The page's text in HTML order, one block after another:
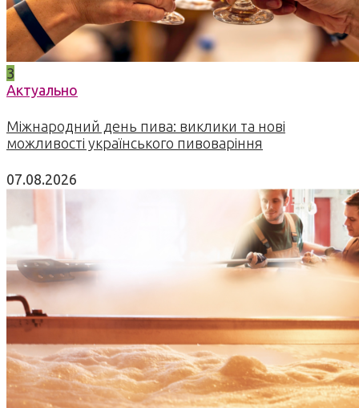
3
Актуально
Міжнародний день пива: виклики та нові
можливості українського пивоваріння
07.08.2026